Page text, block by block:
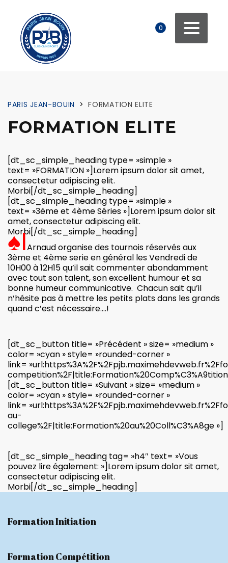
0
PARIS JEAN-BOUIN > FORMATION ELITE
FORMATION ELITE
[dt_sc_simple_heading type= »simple »
text= »FORMATION »]Lorem ipsum dolor sit amet,
consectetur adipiscing elit.
Morbi[/dt_sc_simple_heading]
[dt_sc_simple_heading type= »simple »
text= »3ème et 4ème Séries »]Lorem ipsum dolor sit
amet, consectetur adipiscing elit.
Morbi[/dt_sc_simple_heading]
♠IArnaud organise des tournois réservés aux
3ème et 4ème serie en général les Vendredi de
10H00 à 12H15 qu’il sait commenter abondamment
avec tout son talent, son excellent humour et sa
bonne humeur communicative. Chacun sait qu’il
n’hésite pas à mettre les petits plats dans les grands
quand c’est nécessaire….!
[dt_sc_button title= »Précédent » size= »medium »
color= »cyan » style= »rounded-corner »
link=
[dt_sc_button title= »Suivant » size= »medium »
color= »cyan » style= »rounded-corner »
link=
au-
college%2F|title:Formation%20au%20Coll%C3%A8ge »]
[dt_sc_simple_heading tag= »h4″ text= »Vous
pouvez lire également: »]Lorem ipsum dolor sit amet,
consectetur adipiscing elit.
Morbi[/dt_sc_simple_heading]
Formation Initiation
Formation Compétition